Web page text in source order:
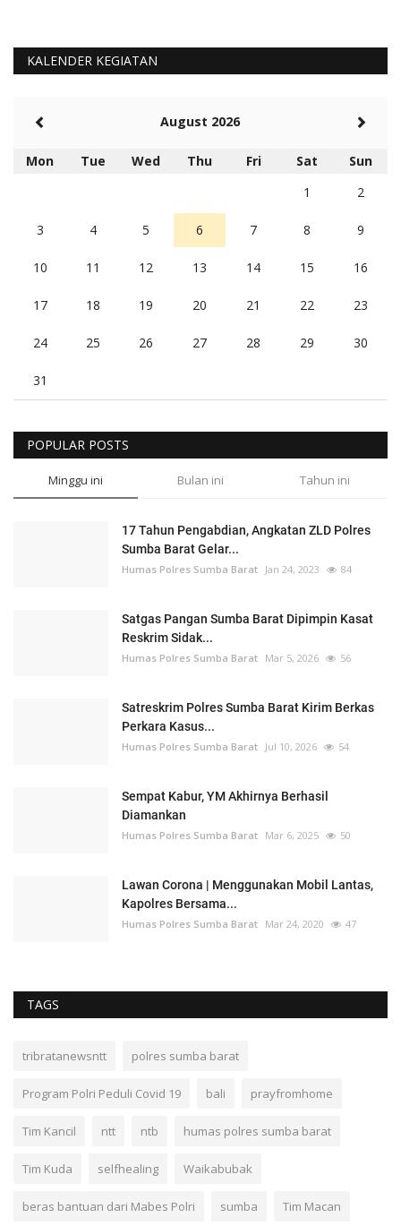
KALENDER KEGIATAN
August 2026
Mon Tue Wed Thu Fri Sat
Sun
1
2
3 4 5 6 7 8 9
10 11 12 13 14 15 16
17 18 19 20 21 22 23
24 25 26 27 28 29 30
31
POPULAR POSTS
Minggu ini Bulan ini Tahun ini
17 Tahun Pengabdian, Angkatan ZLD Polres
Sumba Barat Gelar...
Humas Polres Sumba Barat Jan 24, 2023 84
Satgas Pangan Sumba Barat Dipimpin Kasat
Reskrim Sidak...
Humas Polres Sumba Barat Mar 5, 2026 56
Satreskrim Polres Sumba Barat Kirim Berkas
Perkara Kasus...
Humas Polres Sumba Barat Jul 10, 2026 54
Sempat Kabur, YM Akhirnya Berhasil
Diamankan
Humas Polres Sumba Barat Mar 6, 2025 50
Lawan Corona | Menggunakan Mobil Lantas,
Kapolres Bersama...
Humas Polres Sumba Barat Mar 24, 2020 47
TAGS
tribratanewsntt polres sumba barat
Program Polri Peduli Covid 19 bali prayfromhome
Tim Kancil ntt ntb humas polres sumba barat
Tim Kuda selfhealing Waikabubak
beras bantuan dari Mabes Polri sumba Tim Macan